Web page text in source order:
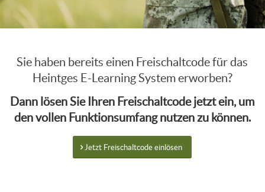
Sie haben bereits einen Freischaltcode für das
Heintges E-Learning System erworben?
Dann lösen Sie Ihren Freischaltcode jetzt ein, um
den vollen Funktionsumfang nutzen zu können.
Jetzt Freischaltcode einlösen